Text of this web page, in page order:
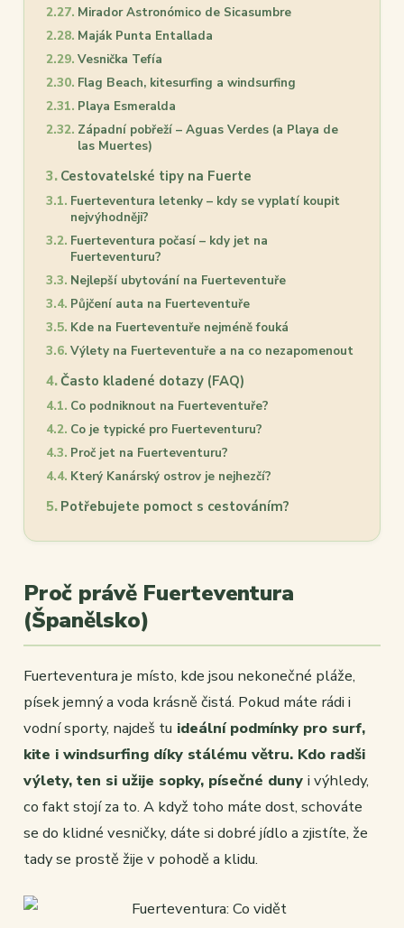
Mirador Astronómico de Sicasumbre
Maják Punta Entallada
Vesnička Tefía
Flag Beach, kitesurfing a windsurfing
Playa Esmeralda
Západní pobřeží – Aguas Verdes (a Playa de
las Muertes)
Cestovatelské tipy na Fuerte
Fuerteventura letenky – kdy se vyplatí koupit
nejvýhodněji?
Fuerteventura počasí – kdy jet na
Fuerteventuru?
Nejlepší ubytování na Fuerteventuře
Půjčení auta na Fuerteventuře
Kde na Fuerteventuře nejméně fouká
Výlety na Fuerteventuře a na co nezapomenout
Často kladené dotazy (FAQ)
Co podniknout na Fuerteventuře?
Co je typické pro Fuerteventuru?
Proč jet na Fuerteventuru?
Který Kanárský ostrov je nejhezčí?
Potřebujete pomoct s cestováním?
Proč právě Fuerteventura
(Španělsko)
Fuerteventura je místo, kde jsou nekonečné pláže,
písek jemný a voda krásně čistá. Pokud máte rádi i
vodní sporty, najdeš tu ideální podmínky pro surf,
kite i windsurfing díky stálému větru. Kdo radši
výlety, ten si užije sopky, písečné duny i výhledy,
co fakt stojí za to. A když toho máte dost, schováte
se do klidné vesničky, dáte si dobré jídlo a zjistíte, že
tady se prostě žije v pohodě a klidu.